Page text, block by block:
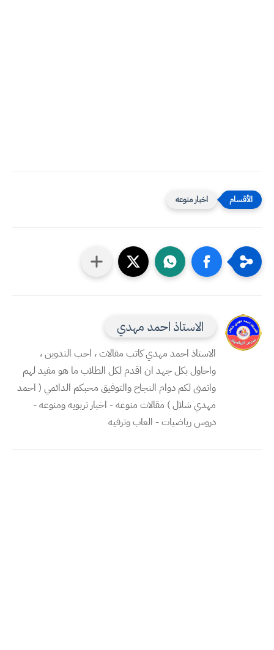
اخبار منوعه
الاستاذ احمد مهدي
الاستاذ احمد مهدي كاتب مقالات ، احب التدوين ،
واحاول بكل جهد ان اقدم لكل الطلاب ما هو مفيد لهم
واتمنى لكم دوام النجاح والتوفيق محبكم الدائمي ( احمد
مهدي شلال ) مقالات منوعه - اخبار تربويه ومنوعه -
دروس رياضيات - العاب وترفيه